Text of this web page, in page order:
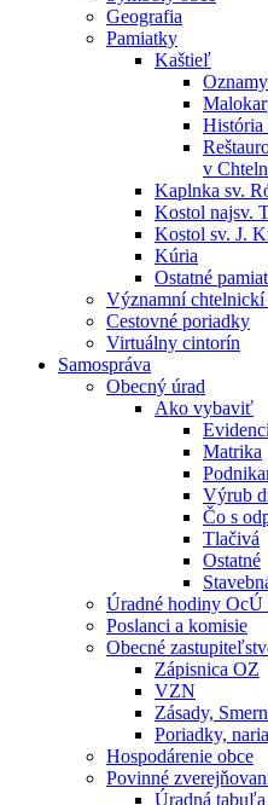
Geografia
Pamiatky
Kaštieľ
História
v
Kaplnka sv.
Kostol najsv.
Kostol sv. J.
Kúria
Ostatné
Významní chtelnickí
Cestovné poriadky
Virtuálny cintorín
Samospráva
Obecný úrad
Ako vybaviť
Matrika
Výrub
Čo s
Tlačivá
Ostatné
Úradné hodiny OcÚ
Poslanci a komisie
Obecné
Zápisnica OZ
VZN
Zásady,
Poriadky,
Hospodárenie obce
Povinné
Úradná tabuľa